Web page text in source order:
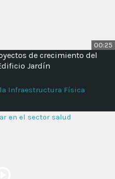
00:25
de crecimiento del
Jardín
Infraestructura Física